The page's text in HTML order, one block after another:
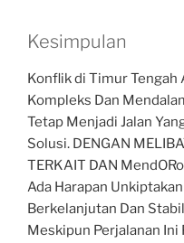
Kesimpulan
Konflik di Timur Tengah
Kompleks Dan
Tetap Menjadi Jalan
Solusi. DENGAN
TERKAIT DAN
Ada Harapan
Berkelanjutan Dan
Meskipun Perjalanan Ini